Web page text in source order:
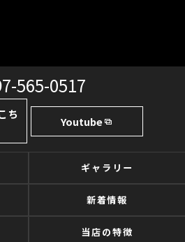
565-0517
ち
Youtube
ギャラリー
新着情報
当店の特徴